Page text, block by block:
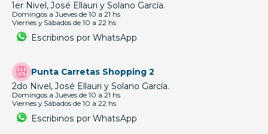
1er Nivel, José Ellauri y Solano García.
Domingos a Jueves de 10 a 21 hs
Viernes y Sábados de 10 a 22 hs
Escribinos por WhatsApp
Punta Carretas Shopping 2
2do Nivel, José Ellauri y Solano García.
Domingos a Jueves de 10 a 21 hs
Viernes y Sábados de 10 a 22 hs
Escribinos por WhatsApp